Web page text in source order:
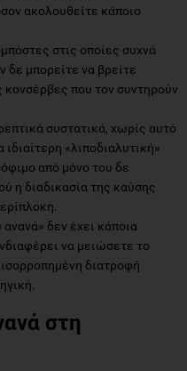
ακολουθείτε κάποιο
στις οποίες συχνά
δε μπορείτε να βρείτε
κονσέρβες που τον συντηρούν
συστατικά, χωρίς αυτό
«λιποδιαλυτική»
από μόνο του δε
η διαδικασία της καύσης
δεν έχει κάποια
να μειώσετε το
διατροφή
στη